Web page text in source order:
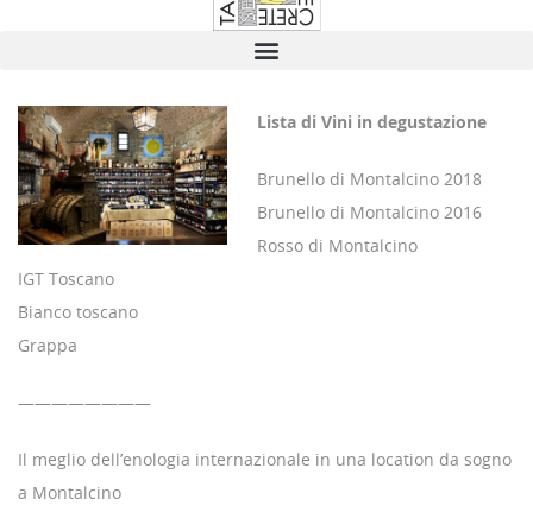
Lista di Vini in degustazione
Brunello di Montalcino 2018
Brunello di Montalcino 2016
Rosso di Montalcino
IGT Toscano
Bianco toscano
Grappa
————————
Il meglio dell’enologia internazionale in una location da sogno
a Montalcino